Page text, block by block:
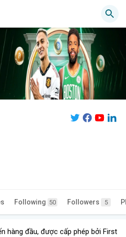
Following 50 Followers 5
hàng đầu, được cấp phép bởi First